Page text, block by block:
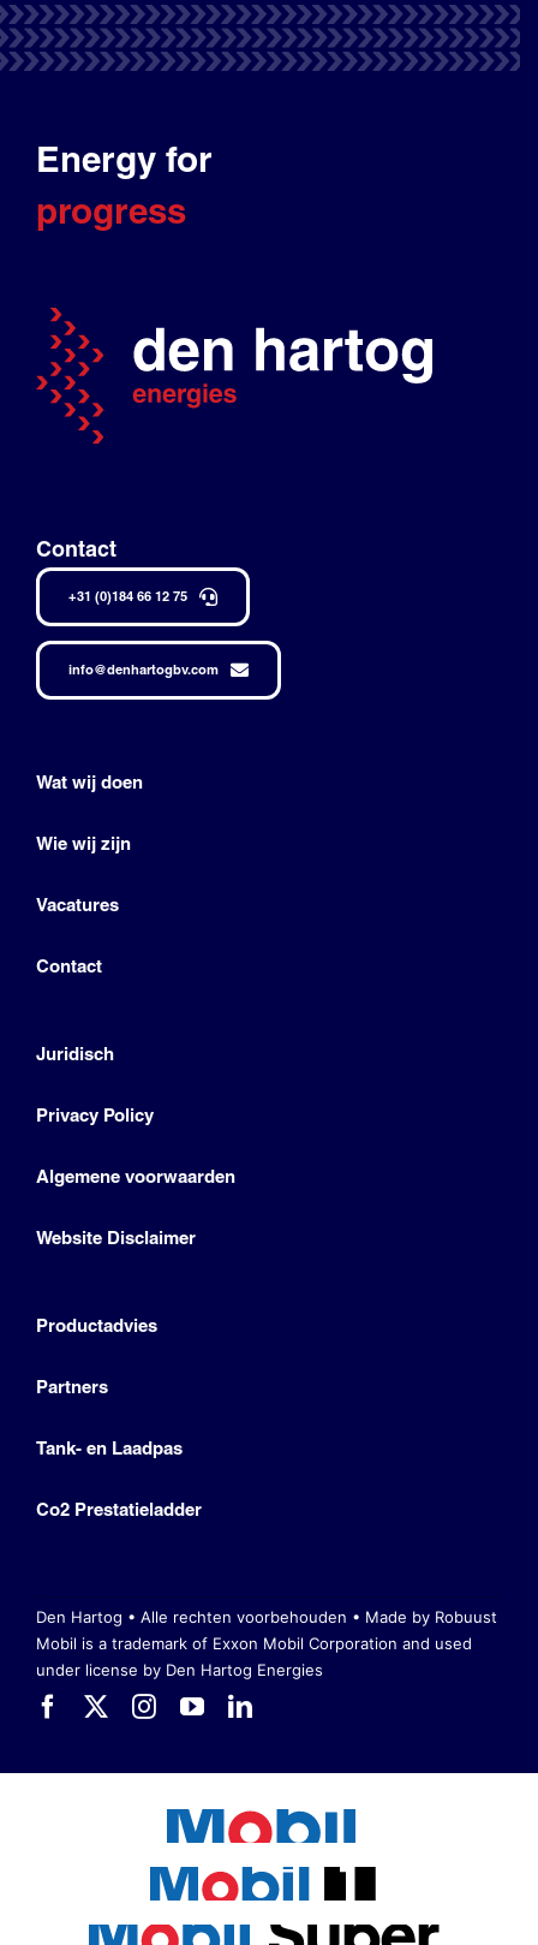
Energy for
progress
Contact
+31 (0)184 66 12 75
info@denhartogbv.com
Wat wij doen
Wie wij zijn
Vacatures
Contact
Juridisch
Privacy Policy
Algemene voorwaarden
Website Disclaimer
Productadvies
Partners
Tank- en Laadpas
Co2 Prestatieladder
Den Hartog • Alle rechten voorbehouden • Made by Robuust
Mobil is a trademark of Exxon Mobil Corporation and used
under license by Den Hartog Energies